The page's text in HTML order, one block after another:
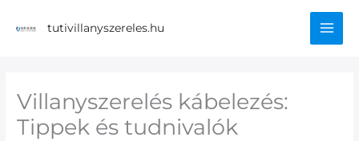
tutivillanyszereles.hu
Main
Villanyszerelés kábelezés:
Tippek és tudnivalók